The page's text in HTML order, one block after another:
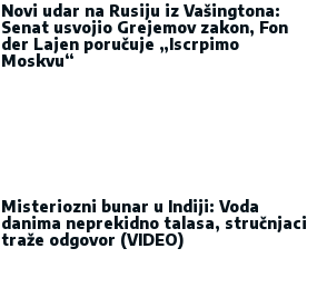
Novi udar na Rusiju iz Vašingtona:
Senat usvojio Grejemov zakon, Fon
der Lajen poručuje „Iscrpimo
Moskvu“
Misteriozni bunar u Indiji: Voda
danima neprekidno talasa, stručnjaci
traže odgovor (VIDEO)